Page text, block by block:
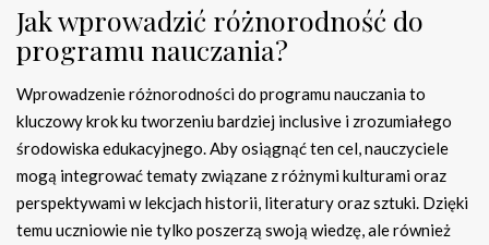
Jak wprowadzić różnorodność do
programu nauczania?
Wprowadzenie różnorodności do programu nauczania to
kluczowy krok ku tworzeniu bardziej inclusive i zrozumiałego
środowiska edukacyjnego. Aby osiągnąć ten cel, nauczyciele
mogą integrować tematy związane z różnymi kulturami oraz
perspektywami w lekcjach historii, literatury oraz sztuki. Dzięki
temu uczniowie nie tylko poszerzą swoją wiedzę, ale również